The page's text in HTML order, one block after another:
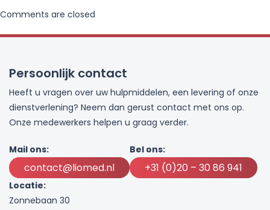
Comments are closed
Persoonlijk contact
Heeft u vragen over uw hulpmiddelen, een levering of onze
dienstverlening? Neem dan gerust contact met ons op.
Onze medewerkers helpen u graag verder.
Mail ons:
contact@liomed.nl
Bel ons:
+31 (0)20 – 30 86 941
Locatie:
Zonnebaan 30